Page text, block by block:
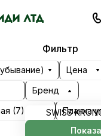
Фильтр
Цена
Бренд
SWISS
(7) Планка